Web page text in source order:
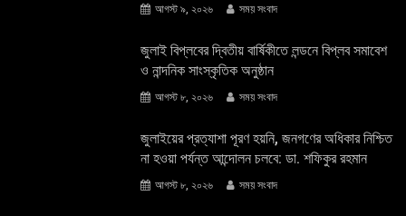
আগস্ট ৯, ২০২৬ সময় সংবাদ
জুলাই বিপ্লবের দ্বিতীয় বার্ষিকীতে লন্ডনে বিপ্লব সমাবেশ
ও নান্দনিক সাংস্কৃতিক অনুষ্ঠান
আগস্ট ৮, ২০২৬ সময় সংবাদ
জুলাইয়ের প্রত্যাশা পূরণ হয়নি, জনগণের অধিকার নিশ্চিত
না হওয়া পর্যন্ত আন্দোলন চলবে: ডা. শফিকুর রহমান
আগস্ট ৮, ২০২৬ সময় সংবাদ